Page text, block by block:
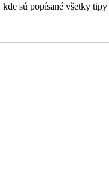
sú popísané všetky